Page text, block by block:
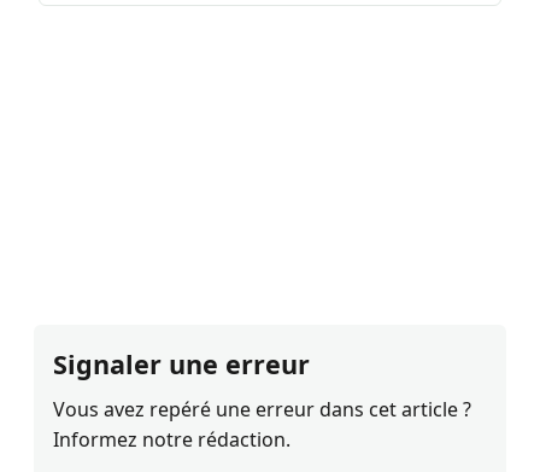
Signaler une erreur
Vous avez repéré une erreur dans cet article ?
Informez notre rédaction.